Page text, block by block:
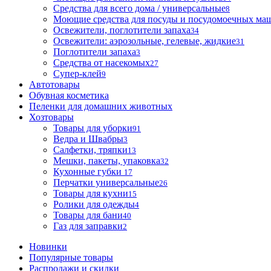
Средства для всего дома / универсальные8
Моющие средства для посуды и посудомоечных
Освежители, поглотители запаха34
Освежители: аэрозольные, гелевые, жидкие31
Поглотители запаха3
Средства от насекомых27
Супер-клей9
Автотовары
Обувная косметика
Пеленки для домашних животных
Хозтовары
Товары для уборки91
Ведра и Швабры3
Салфетки, тряпки13
Мешки, пакеты, упаковка32
Кухонные губки 17
Перчатки универсальные26
Товары для кухни15
Ролики для одежды4
Товары для бани40
Газ для заправки2
Новинки
Популярные товары
Распродажи и скидки